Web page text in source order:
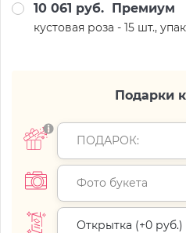
10 061 руб. Премиум
кустовая роза - 15 шт.,
Подарки
ПОДАРОК:
Фото букета
Открытка (+0 руб.)